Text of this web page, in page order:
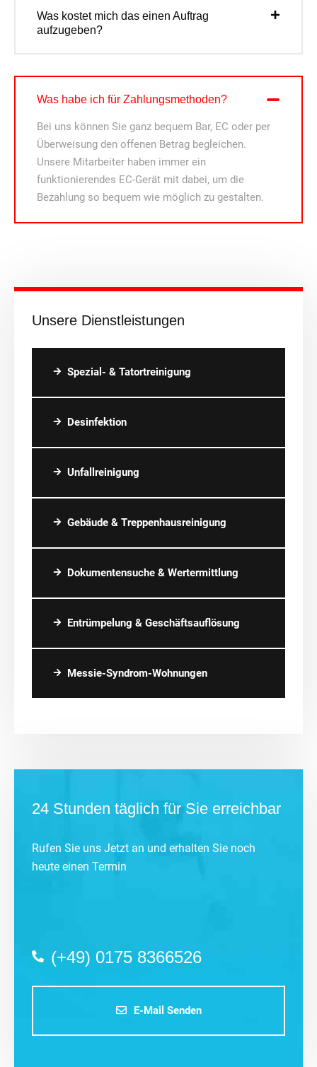
Unsere Dienstleistungen
Spezial- & Tatortreinigung
Desinfektion
Unfallreinigung
Gebäude & Treppenhausreinigung
Dokumentensuche & Wertermittlung
Entrümpelung & Geschäftsauflösung
Messie-Syndrom-Wohnungen
24 Stunden täglich für Sie erreichbar
Rufen Sie uns Jetzt an und erhalten Sie noch
heute einen Termin
(+49) 0175 8366526
E-Mail Senden
Was kostet mich das einen Auftrag
aufzugeben?
Was habe ich für Zahlungsmethoden?
Bei uns können Sie ganz bequem Bar, EC oder per
Überweisung den offenen Betrag begleichen.
Unsere Mitarbeiter haben immer ein
funktionierendes EC-Gerät mit dabei, um die
Bezahlung so bequem wie möglich zu gestalten.